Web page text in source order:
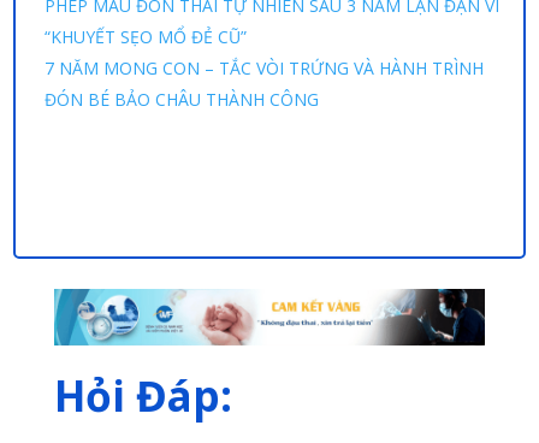
PHÉP MÀU ĐÓN THAI TỰ NHIÊN SAU 3 NĂM LẬN ĐẬN VÌ
“KHUYẾT SẸO MỔ ĐẺ CŨ”
7 NĂM MONG CON – TẮC VÒI TRỨNG VÀ HÀNH TRÌNH
ĐÓN BÉ BẢO CHÂU THÀNH CÔNG
Hỏi Đáp: